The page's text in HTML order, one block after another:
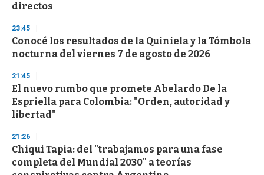
directos
23:45
Conocé los resultados de la Quiniela y la Tómbola
nocturna del viernes 7 de agosto de 2026
21:45
El nuevo rumbo que promete Abelardo De la
Espriella para Colombia: "Orden, autoridad y
libertad"
21:26
Chiqui Tapia: del "trabajamos para una fase
completa del Mundial 2030" a teorías